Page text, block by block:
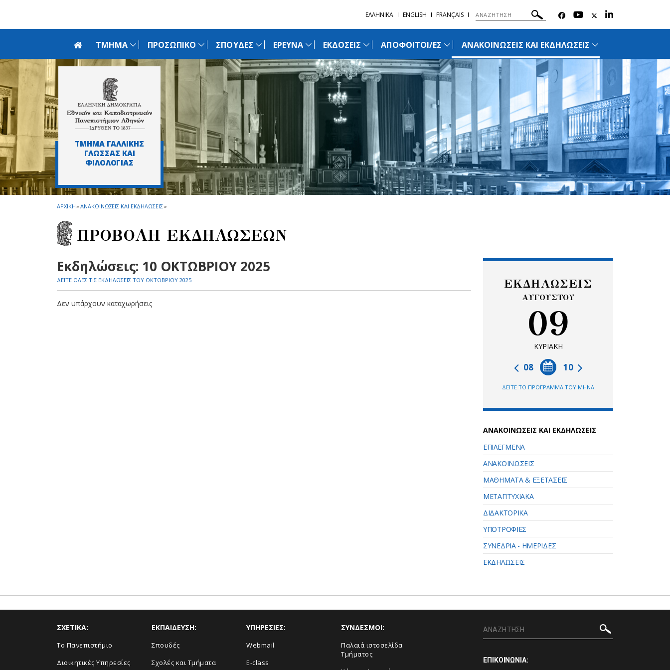
ΕΛΛΗΝΙΚΑ ENGLISH FRANÇAIS
ΤΜΗΜΑ ΠΡΟΣΩΠΙΚΟ ΣΠΟΥΔΕΣ ΕΡΕΥΝΑ ΕΚΔΟΣΕΙΣ ΑΠΟΦΟΙΤΟΙ/ΕΣ ΑΝΑΚΟΙΝΩΣΕΙΣ ΚΑΙ ΕΚΔΗΛΩΣΕΙΣ
ΤΜΗΜΑ ΓΑΛΛΙΚΗΣ
ΓΛΩΣΣΑΣ ΚΑΙ
ΦΙΛΟΛΟΓΙΑΣ
ΑΡΧΙΚΗ» ΑΝΑΚΟΙΝΩΣΕΙΣ ΚΑΙ ΕΚΔΗΛΩΣΕΙΣ»
ΠΡΟΒΟΛΗ ΕΚΔΗΛΩΣΕΩΝ
Εκδηλώσεις: 10 ΟΚΤΩΒΡΙΟΥ 2025
ΔΕΙΤΕ ΟΛΕΣ ΤΙΣ ΕΚΔΗΛΩΣΕΙΣ ΤΟΥ ΟΚΤΩΒΡΙΟΥ 2025
Δεν υπάρχουν καταχωρήσεις
ΕΚΔΗΛΩΣΕΙΣ
ΑΥΓΟΥΣΤΟΥ
09
ΚΥΡΙΑΚΗ
10
08
ΔΕΙΤΕ ΤΟ ΠΡΟΓΡΑΜΜΑ ΤΟΥ ΜΗΝΑ
ΑΝΑΚΟΙΝΩΣΕΙΣ ΚΑΙ ΕΚΔΗΛΩΣΕΙΣ
ΕΠΙΛΕΓΜΕΝΑ
ΑΝΑΚΟΙΝΩΣΕΙΣ
ΜΑΘΗΜΑΤΑ & ΕΞΕΤΑΣΕΙΣ
ΜΕΤΑΠΤΥΧΙΑΚΑ
ΔΙΔΑΚΤΟΡΙΚΑ
ΥΠΟΤΡΟΦΙΕΣ
ΣΥΝΕΔΡΙΑ - ΗΜΕΡΙΔΕΣ
ΕΚΔΗΛΩΣΕΙΣ
ΣΧΕΤΙΚΑ:
Το Πανεπιστήμιο
Διοικητικές Υπηρεσίες
ΕΚΠΑΙΔΕΥΣΗ:
Σπουδές
Σχολές και Τμήματα
ΥΠΗΡΕΣΙΕΣ:
Webmail
E-class
ΣΥΝΔΕΣΜΟΙ:
Παλαιά ιστοσελίδα
Τμήματος
ΕΠΙΚΟΙΝΩΝΙΑ: